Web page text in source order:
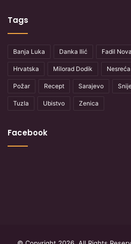
Tags
Banja Luka Danka Ilić Fadil
Hrvatska Milorad Dodik Nesreća
Požar Recept Sarajevo
Tuzla Ubistvo Zenica
Facebook